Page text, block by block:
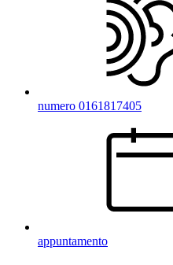
numero 0161817405
appuntamento